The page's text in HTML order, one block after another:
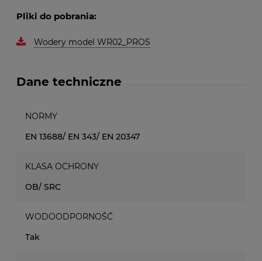
Pliki do pobrania:
Wodery model WR02_PROS
Dane techniczne
NORMY
EN 13688/ EN 343/ EN 20347
KLASA OCHRONY
OB/ SRC
WODOODPORNOŚĆ
Tak